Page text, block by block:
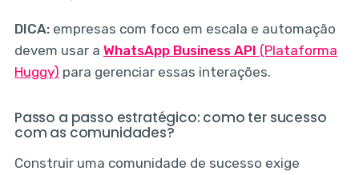
DICA:empresas com foco em escala e automação
devem usar a WhatsApp Business API (Plataforma
Huggy) para gerenciar essas interações.
Passo a passo estratégico: como ter sucesso
com as comunidades?
Construir uma comunidade de sucesso exige